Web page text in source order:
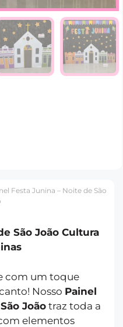
Festa Junina – Noite de São
São João Cultura
com um toque
Nosso Painel
João traz toda a
elementos